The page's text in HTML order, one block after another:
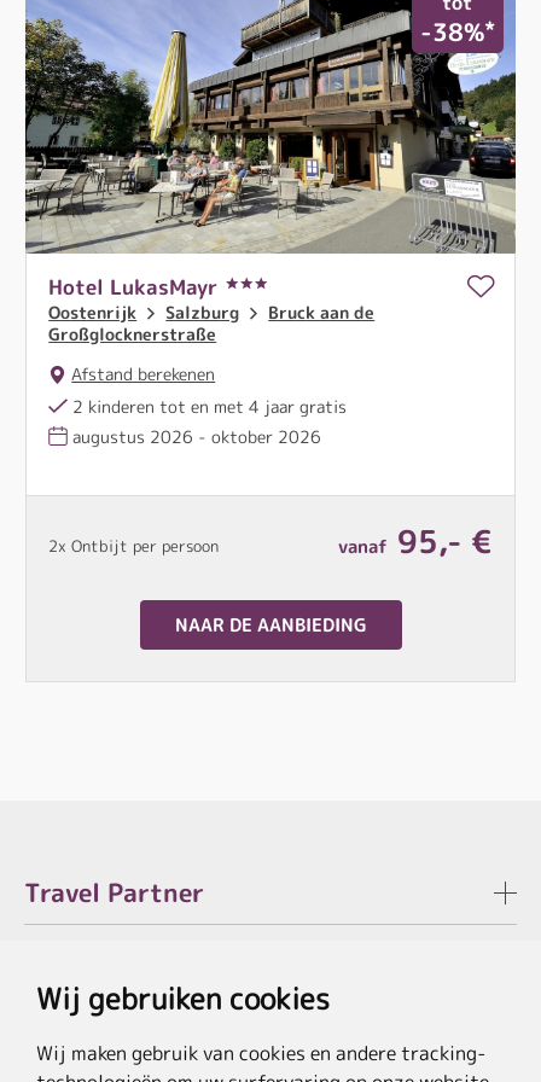
Wij gebruiken cookies
Wij maken gebruik van cookies en andere tracking-
NU BOEKEN
-38%*
Hotel LukasMayr
Oostenrijk Salzburg
Bruck aan de
Großglocknerstraße
Afstand berekenen
2 kinderen tot en met 4 jaar gratis
augustus 2026 - oktober 2026
2x Ontbijt per persoon vanaf 95,- €
NAAR DE AANBIEDING
Travel Partner